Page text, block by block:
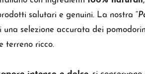
salutari e genuini. La nostra “
una selezione accurata dei
terreno ricco.